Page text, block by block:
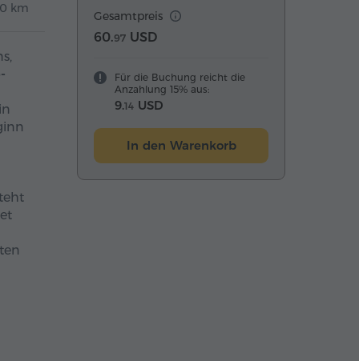
km
Gesamtpreis
60.97 USD
Für die Buchung reicht die
Anzahlung 15% aus:
9.14 USD
In den Warenkorb